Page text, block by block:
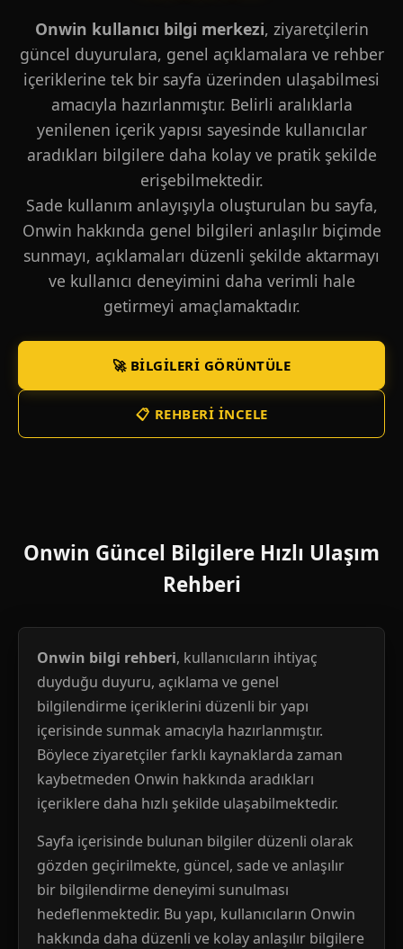
Onwin kullanıcı bilgi merkezi, ziyaretçilerin
güncel duyurulara, genel açıklamalara ve rehber
içeriklerine tek bir sayfa üzerinden ulaşabilmesi
amacıyla hazırlanmıştır. Belirli aralıklarla
yenilenen içerik yapısı sayesinde kullanıcılar
aradıkları bilgilere daha kolay ve pratik şekilde
erişebilmektedir.
Sade kullanım anlayışıyla oluşturulan bu sayfa,
Onwin hakkında genel bilgileri anlaşılır biçimde
sunmayı, açıklamaları düzenli şekilde aktarmayı
ve kullanıcı deneyimini daha verimli hale
getirmeyi amaçlamaktadır.
🚀 BILGILERI GÖRÜNTÜLE
📋 REHBERI İNCELE
Onwin Güncel Bilgilere Hızlı Ulaşım
Rehberi
Onwin bilgi rehberi, kullanıcıların ihtiyaç
duyduğu duyuru, açıklama ve genel
bilgilendirme içeriklerini düzenli bir yapı
içerisinde sunmak amacıyla hazırlanmıştır.
Böylece ziyaretçiler farklı kaynaklarda zaman
kaybetmeden Onwin hakkında aradıkları
içeriklere daha hızlı şekilde ulaşabilmektedir.
Sayfa içerisinde bulunan bilgiler düzenli olarak
gözden geçirilmekte, güncel, sade ve anlaşılır
bir bilgilendirme deneyimi sunulması
hedeflenmektedir. Bu yapı, kullanıcıların Onwin
hakkında daha düzenli ve kolay anlaşılır bilgilere